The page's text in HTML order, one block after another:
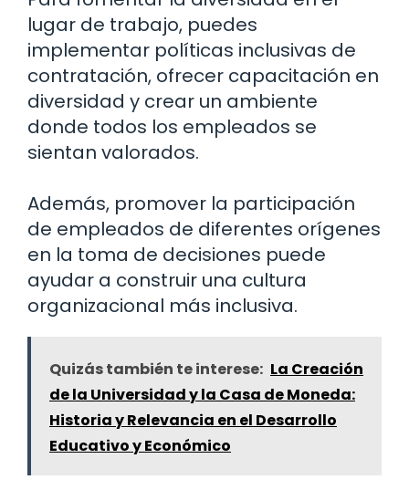
lugar de trabajo, puedes
implementar políticas inclusivas de
contratación, ofrecer capacitación en
diversidad y crear un ambiente
donde todos los empleados se
sientan valorados.
Además, promover la participación
de empleados de diferentes orígenes
en la toma de decisiones puede
ayudar a construir una cultura
organizacional más inclusiva.
Quizás también te interese: La Creación
de la Universidad y la Casa de Moneda:
Historia y Relevancia en el Desarrollo
Educativo y Económico